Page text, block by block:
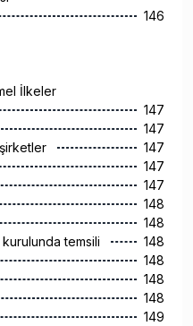
146
İlkeler
147
147
147
147
147
148
148
temsili
148
148
148
148
149